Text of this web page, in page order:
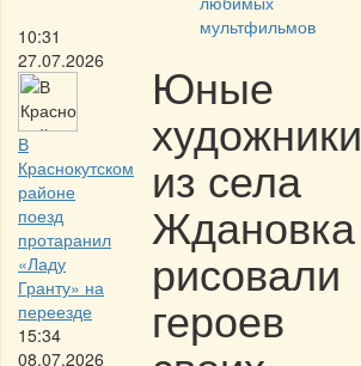
10:31
27.07.2026
В
Краснокутском
районе
поезд
протаранил
«Ладу
Гранту» на
переезде
15:34
08.07.2026
мультфильмов
Юные
художники
из села
Ждановка
рисовали
героев